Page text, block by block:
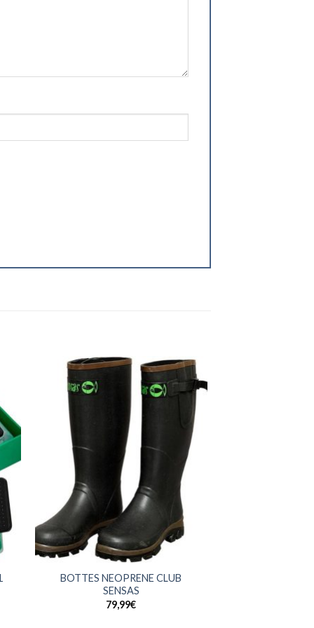
+
BOTTES NEOPRENE CLUB
SENSAS
79,99€